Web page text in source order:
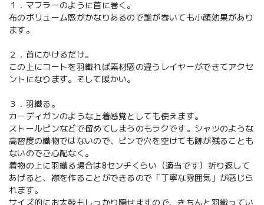
１．マフラーのように首に巻く。
布のボリューム感がかなりあるので誰が巻いても小顔効果があり
ます。
２．首にかけるだけ。
この上にコートを羽織れば素材感の違うレイヤーができてアクセ
ントになります。そして暖かい。
３．羽織る。
カーディガンのような上着感覚としても使えます。
ストールピンなどで留めてしまうのもラクです。シャツのような
高密度の織物ではないので、ピンで穴を空けても跡が残ることも
ないのでご心配なく。
着物の上に羽織る場合は8センチくらい（適当です）折り返して
あげると、襟を作ることができるので「丁寧な雰囲気」が感じら
れます。
サイズ的にお太鼓もしっかり隠せますので、きちんと羽織ってい